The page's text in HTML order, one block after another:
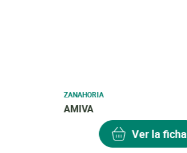
ZANAHORIA
AMIVA
Ver la ficha